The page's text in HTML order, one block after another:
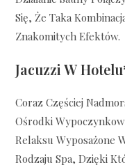
Się, Że Taka
Znakomitych Efektów.
Jacuzzi W
Coraz Częściej
Ośrodki
Relaksu Wyposażone
Rodzaju Spa, Dzięki